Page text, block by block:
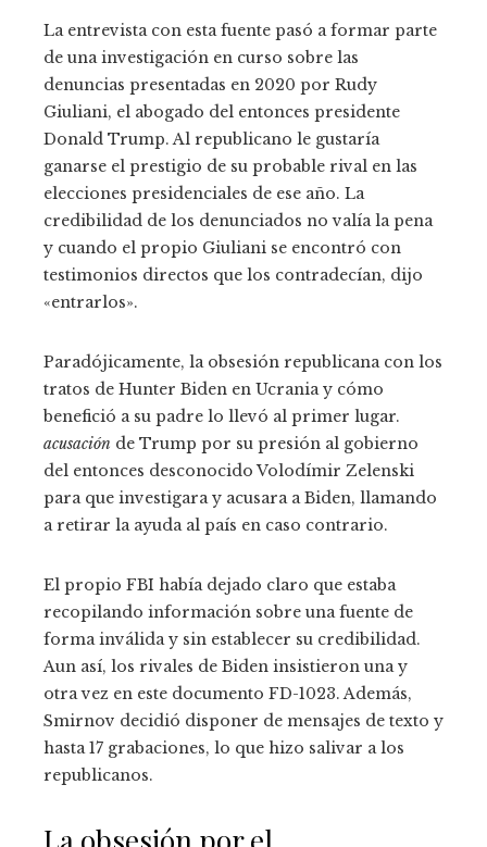
La entrevista con esta fuente pasó a formar parte
de una investigación en curso sobre las
denuncias presentadas en 2020 por Rudy
Giuliani, el abogado del entonces presidente
Donald Trump. Al republicano le gustaría
ganarse el prestigio de su probable rival en las
elecciones presidenciales de ese año. La
credibilidad de los denunciados no valía la pena
y cuando el propio Giuliani se encontró con
testimonios directos que los contradecían, dijo
«entrarlos».
Paradójicamente, la obsesión republicana con los
tratos de Hunter Biden en Ucrania y cómo
benefició a su padre lo llevó al primer lugar.
acusación de Trump por su presión al gobierno
del entonces desconocido Volodímir Zelenski
para que investigara y acusara a Biden, llamando
a retirar la ayuda al país en caso contrario.
El propio FBI había dejado claro que estaba
recopilando información sobre una fuente de
forma inválida y sin establecer su credibilidad.
Aun así, los rivales de Biden insistieron una y
otra vez en este documento FD-1023. Además,
Smirnov decidió disponer de mensajes de texto y
hasta 17 grabaciones, lo que hizo salivar a los
republicanos.